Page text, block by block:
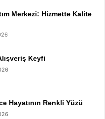
Merkezi: Hizmette Kalite
Keyfi
Hayatının Renkli Yüzü